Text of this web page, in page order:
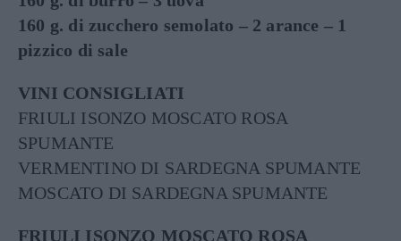
160 g. di zucchero semolato – 2 arance – 1
pizzico di sale
VINI CONSIGLIATI
FRIULI ISONZO MOSCATO ROSA
SPUMANTE
VERMENTINO DI SARDEGNA SPUMANTE
MOSCATO DI SARDEGNA SPUMANTE
FRIULI ISONZO MOSCATO ROSA